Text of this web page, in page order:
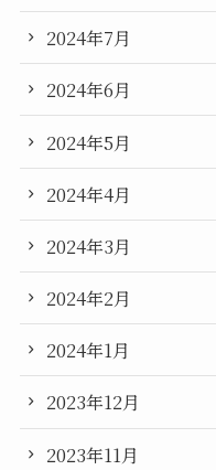
2024年7月
2024年6月
2024年5月
2024年4月
2024年3月
2024年2月
2024年1月
2023年12月
2023年11月